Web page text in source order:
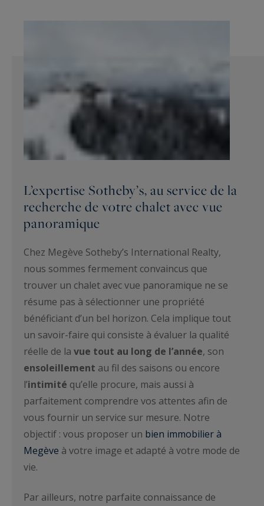
L’expertise Sotheby’s, au service de la
recherche de votre chalet avec vue
panoramique
Chez Megève Sotheby’s International Realty,
nous sommes fermement convaincus que
trouver un chalet avec vue panoramique ne se
résume pas à sélectionner une propriété
bénéficiant d’un bel horizon. Cela implique tout
un savoir-faire qui consiste à évaluer la qualité
réelle de la vue tout au long de l’année, son
ensoleillement au fil des saisons ou encore
l’intimité qu’elle procure, mais aussi à
parfaitement comprendre vos attentes afin de
vous fournir un service sur mesure. Notre
objectif : vous proposer un bien immobilier à
Megève à votre image et adapté à votre mode de
vie.
Par ailleurs, notre parfaite connaissance de